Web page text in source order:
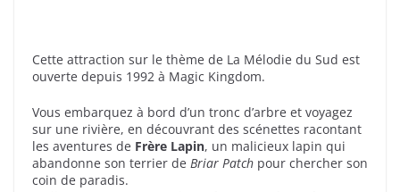
Cette attraction sur le thème de La Mélodie du Sud est
ouverte depuis 1992 à Magic Kingdom.
Vous embarquez à bord d’un tronc d’arbre et voyagez
sur une rivière, en découvrant des scénettes racontant
les aventures de Frère Lapin, un malicieux lapin qui
abandonne son terrier de Briar Patch pour chercher son
coin de paradis.